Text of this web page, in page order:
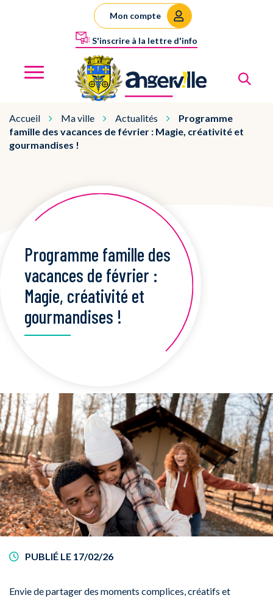
S'inscrire à la lettre d'info
Mon compte
Angerville
Accueil Ma ville Actualités
Programme
famille des vacances de février : Magie, créativité et
gourmandises !
Programme famille des
vacances de février :
Magie, créativité et
gourmandises !
PUBLIÉ LE 17/02/26
Envie de partager des moments complices, créatifs et